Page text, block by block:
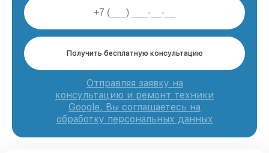
Получить бесплатную консультацию
Отправляя заявку на
консультацию и ремонт техники
Google, Вы соглашаетесь на
обработку персональных данных